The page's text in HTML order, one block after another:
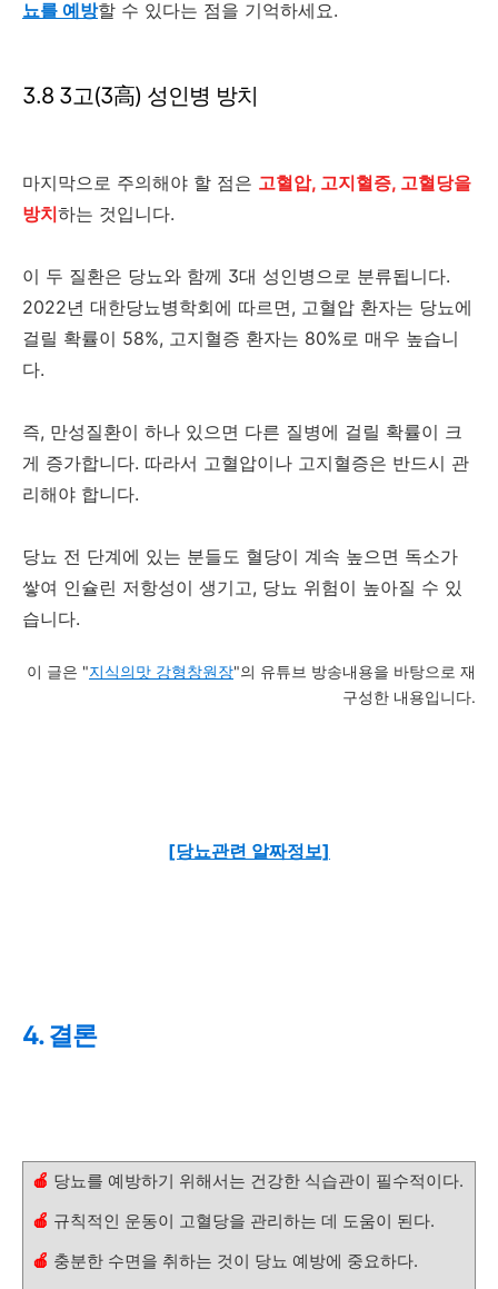
뇨를 예방할 수 있다는 점을 기억하세요.
3.8 3고(3高) 성인병 방치
마지막으로 주의해야 할 점은 고혈압, 고지혈증, 고혈당을
방치하는 것입니다.
이 두 질환은 당뇨와 함께 3대 성인병으로 분류됩니다.
2022년 대한당뇨병학회에 따르면, 고혈압 환자는 당뇨에
걸릴 확률이 58%, 고지혈증 환자는 80%로 매우 높습니
다.
즉, 만성질환이 하나 있으면 다른 질병에 걸릴 확률이 크
게 증가합니다. 따라서 고혈압이나 고지혈증은 반드시 관
리해야 합니다.
당뇨 전 단계에 있는 분들도 혈당이 계속 높으면 독소가
쌓여 인슐린 저항성이 생기고, 당뇨 위험이 높아질 수 있
습니다.
이 글은 "지식의맛 강형창원장"의 유튜브 방송내용을 바탕으로 재
구성한 내용입니다.
[당뇨관련 알짜정보]
4. 결론
🍎 당뇨를 예방하기 위해서는 건강한 식습관이 필수적이다.
🍎 규칙적인 운동이 고혈당을 관리하는 데 도움이 된다.
🍎 충분한 수면을 취하는 것이 당뇨 예방에 중요하다.